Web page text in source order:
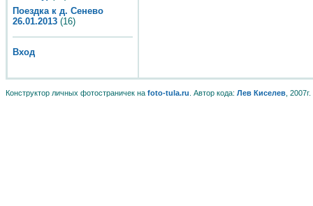
Поездка к д. Сенево
26.01.2013 (16)
Вход
Конструктор личных фотостраничек на foto-tula.ru . Автор кода: Лев Киселев , 2007г.